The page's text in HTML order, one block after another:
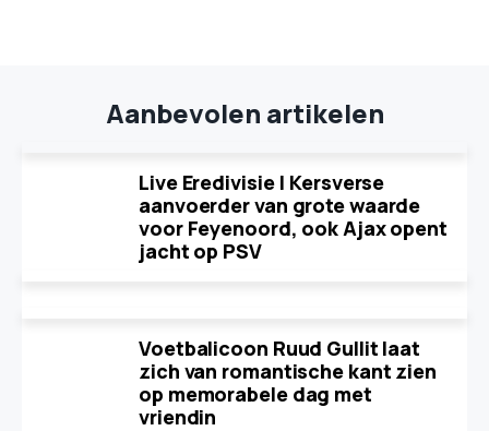
Aanbevolen artikelen
Live Eredivisie | Kersverse
aanvoerder van grote waarde
voor Feyenoord, ook Ajax opent
jacht op PSV
Voetbalicoon Ruud Gullit laat
zich van romantische kant zien
op memorabele dag met
vriendin